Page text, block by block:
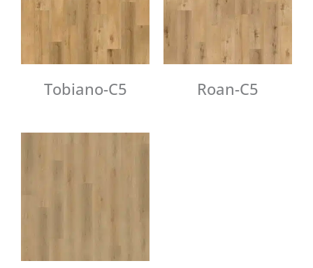
Tobiano-C5 Roan-C5